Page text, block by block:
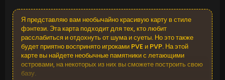
Я представляю вам необычайно красивую карту в стиле
фэнтези. Эта карта подходит для тех, кто любит
расслабиться и отдохнуть от шума и суеты. Но это также
будет приятно воспринято игроками PVE и PVP. На этой
карте вы найдете необычные памятники с летающими
островами, на некоторых из них вы сможете построить свою
базу.